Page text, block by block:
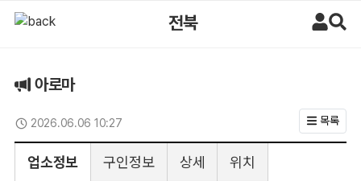
전북
아로마
2026.06.06 10:27
업데이트일
목록
업소정보 구인정보 상세 위치